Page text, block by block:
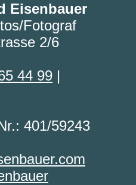
Eisenbauer
Fotograf
2/6
44 99 |
401/59243